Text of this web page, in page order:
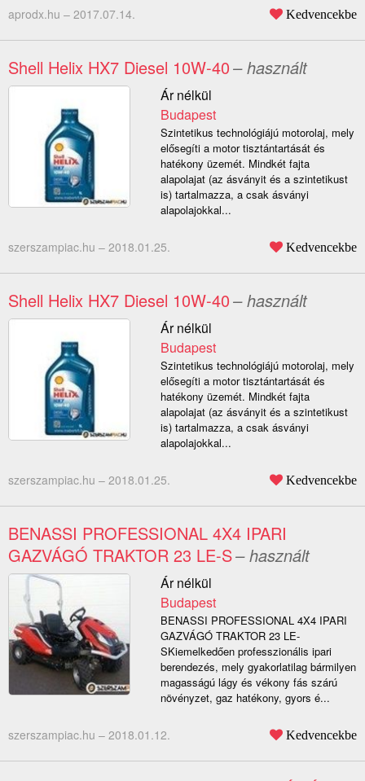
aprodx.hu – 2017.07.14. Kedvencekbe
Shell Helix HX7 Diesel 10W-40– használt
Ár nélkül
Budapest
Szintetikus technológiájú motorolaj, mely
elősegíti a motor tisztántartását és
hatékony üzemét. Mindkét fajta
alapolajat (az ásványit és a szintetikust
is) tartalmazza, a csak ásványi
alapolajokkal...
szerszampiac.hu – 2018.01.25. Kedvencekbe
Shell Helix HX7 Diesel 10W-40– használt
Ár nélkül
Budapest
Szintetikus technológiájú motorolaj, mely
elősegíti a motor tisztántartását és
hatékony üzemét. Mindkét fajta
alapolajat (az ásványit és a szintetikust
is) tartalmazza, a csak ásványi
alapolajokkal...
szerszampiac.hu – 2018.01.25. Kedvencekbe
BENASSI PROFESSIONAL 4X4 IPARI
GAZVÁGÓ TRAKTOR 23 LE-S– használt
Ár nélkül
Budapest
BENASSI PROFESSIONAL 4X4 IPARI
GAZVÁGÓ TRAKTOR 23 LE-
SKiemelkedően professzionális ipari
berendezés, mely gyakorlatilag bármilyen
magasságú lágy és vékony fás szárú
növényzet, gaz hatékony, gyors é...
szerszampiac.hu – 2018.01.12. Kedvencekbe